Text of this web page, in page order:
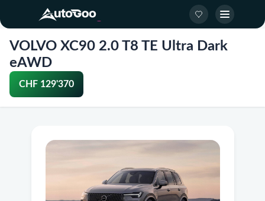
VOLVO XC90 2.0 T8 TE Ultra Dark
eAWD
CHF 129'370